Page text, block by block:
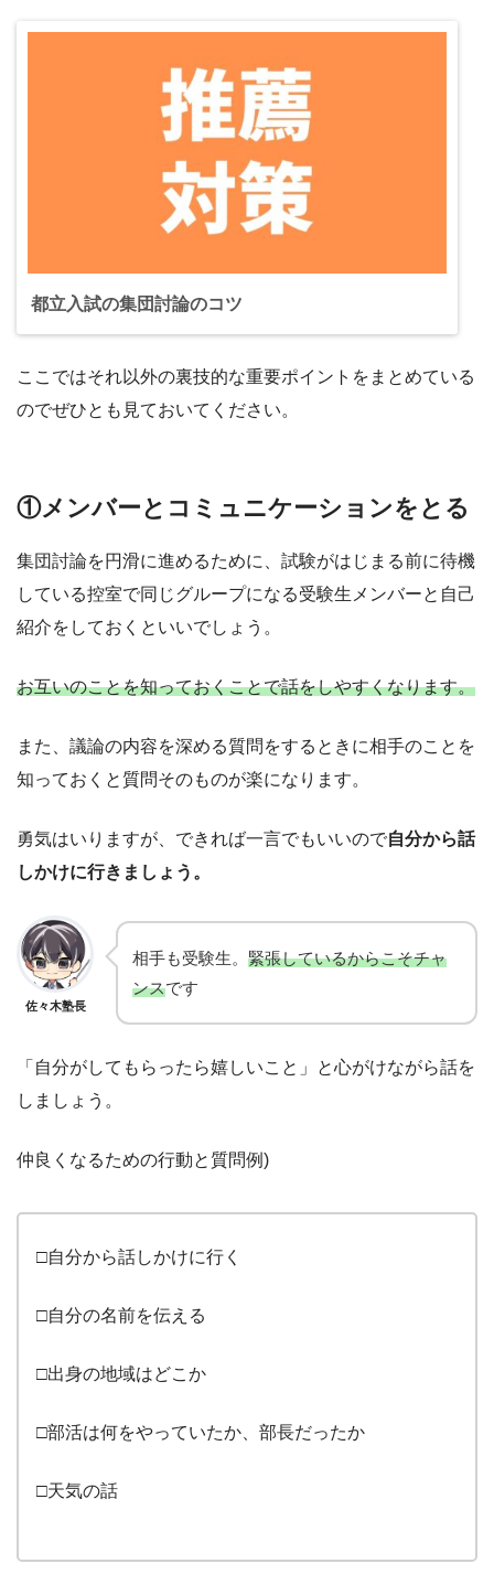
都立入試の集団討論のコツ
ここではそれ以外の裏技的な重要ポイントをまとめている
のでぜひとも見ておいてください。
①メンバーとコミュニケーションをとる
集団討論を円滑に進めるために、試験がはじまる前に待機
している控室で同じグループになる受験生メンバーと自己
紹介をしておくといいでしょう。
お互いのことを知っておくことで話をしやすくなります。
また、議論の内容を深める質問をするときに相手のことを
知っておくと質問そのものが楽になります。
勇気はいりますが、できれば一言でもいいので自分から話
しかけに行きましょう。
佐々木塾長
相手も受験生。 緊張しているからこそチャ
ンスです
「自分がしてもらったら嬉しいこと」と心がけながら話を
しましょう。
仲良くなるための行動と質問例)
□自分から話しかけに行く
□自分の名前を伝える
□出身の地域はどこか
□部活は何をやっていたか、部長だったか
□天気の話